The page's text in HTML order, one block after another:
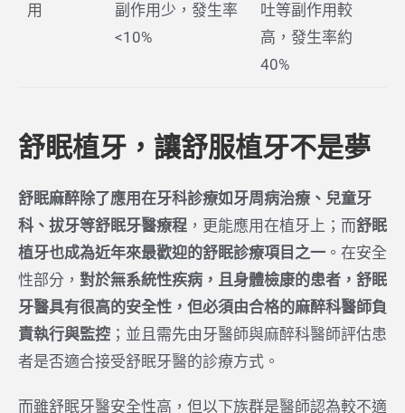
用
副作用少，發生率
<10%
吐等副作用較
高，發生率約
40%
舒眠植牙，讓舒服植牙不是夢
舒眠麻醉除了應用在牙科診療如牙周病治療、兒童牙
科、拔牙等舒眠牙醫療程 ，更能應用在植牙上；而舒眠
植牙也成為近年來最歡迎的舒眠診療項目之一 。在安全
性部分， 對於無系統性疾病，且身體檢康的患者，舒眠
牙醫具有很高的安全性，但必須由合格的麻醉科醫師負
責執行與監控 ；並且需先由牙醫師與麻醉科醫師評估患
者是否適合接受舒眠牙醫的診療方式。
而雖舒眠牙醫安全性高，但以下族群是醫師認為較不適